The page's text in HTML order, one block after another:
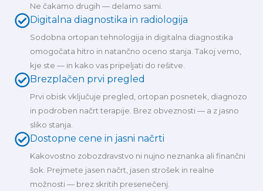
Ne čakamo drugih — delamo sami.
Digitalna diagnostika in radiologija
Sodobna ortopan tehnologija in digitalna diagnostika
omogočata hitro in natančno oceno stanja. Takoj vemo,
kje ste — in kako vas pripeljati do rešitve.
Brezplačen prvi pregled
Prvi obisk vključuje pregled, ortopan posnetek, diagnozo
in podroben načrt terapije. Brez obveznosti — a z jasno
sliko stanja.
Dostopne cene in jasni načrti
Kakovostno zobozdravstvo ni nujno neznanka ali finančni
šok. Prejmete jasen načrt, jasen strošek in realne
možnosti — brez skritih presenečenj.